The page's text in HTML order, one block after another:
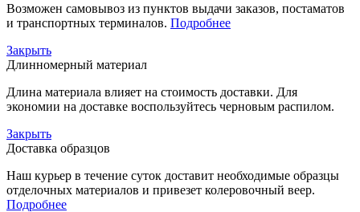
Возможен самовывоз из пунктов выдачи заказов, постаматов
и транспортных терминалов. Подробнее
Закрыть
Длинномерный материал
Длина материала влияет на стоимость доставки. Для
экономии на доставке воспользуйтесь черновым распилом.
Закрыть
Доставка образцов
Наш курьер в течение суток доставит необходимые образцы
отделочных материалов и привезет колеровочный веер.
Подробнее